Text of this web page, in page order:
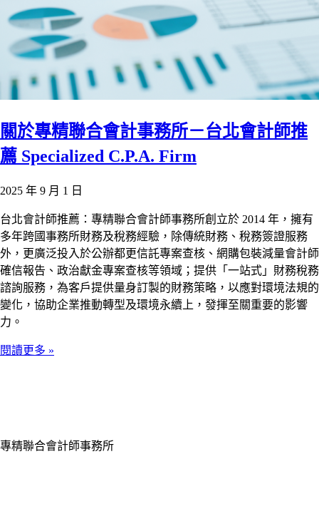
關於專精聯合會計事務所－台北會計師推
薦 Specialized C.P.A. Firm
2025 年 9 月 1 日
台北會計師推薦：專精聯合會計師事務所創立於 2014 年，擁有
多年跨國事務所財務及稅務經驗，除傳統財務、稅務簽證服務
外，更廣泛投入於公辦都更信託專案查核、網購包裝減量會計師
確信報告、政治獻金專案查核等領域；提供「一站式」財務稅務
諮詢服務，為客戶提供量身訂製的財務策略，以應對環境法規的
變化，協助企業推動轉型及環境永續上，發揮至關重要的影響
力。
閱讀更多 »
專精聯合會計師事務所